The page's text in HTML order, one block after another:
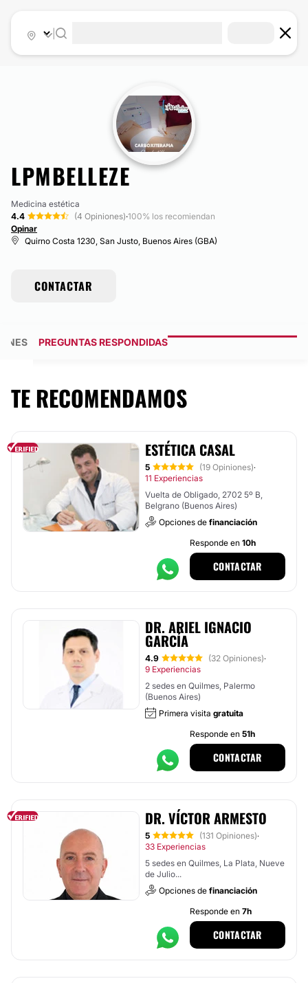
LPMBELLEZE
Medicina estética
4.4
(4 Opiniones)·100% los recomiendan
Opinar
Quirno Costa 1230, San Justo, Buenos Aires (GBA)
CONTACTAR
PREGUNTAS RESPONDIDAS
TE RECOMENDAMOS
ESTÉTICA CASAL
5 (19 Opiniones)·
11 Experiencias
Vuelta de Obligado, 2702 5º B,
Belgrano (Buenos Aires)
Opciones de financiación
Responde en 10h
CONTACTAR
DR. ARIEL IGNACIO
GARCÍA
4.9 (32 Opiniones)·
9 Experiencias
2 sedes en Quilmes, Palermo
(Buenos Aires)
Primera visita gratuita
Responde en 51h
CONTACTAR
DR. VÍCTOR ARMESTO
5 (131 Opiniones)·
33 Experiencias
5 sedes en Quilmes, La Plata, Nueve
de Julio...
Opciones de financiación
Responde en 7h
CONTACTAR